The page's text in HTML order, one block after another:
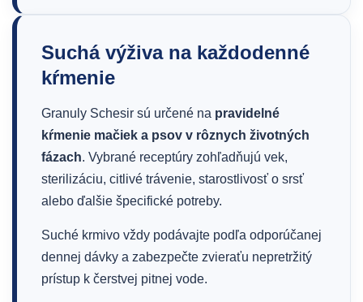
Suchá výživa na každodenné
kŕmenie
Granuly Schesir sú určené na pravidelné
kŕmenie mačiek a psov v rôznych životných
fázach. Vybrané receptúry zohľadňujú vek,
sterilizáciu, citlivé trávenie, starostlivosť o srsť
alebo ďalšie špecifické potreby.
Suché krmivo vždy podávajte podľa odporúčanej
dennej dávky a zabezpečte zvieraťu nepretržitý
prístup k čerstvej pitnej vode.